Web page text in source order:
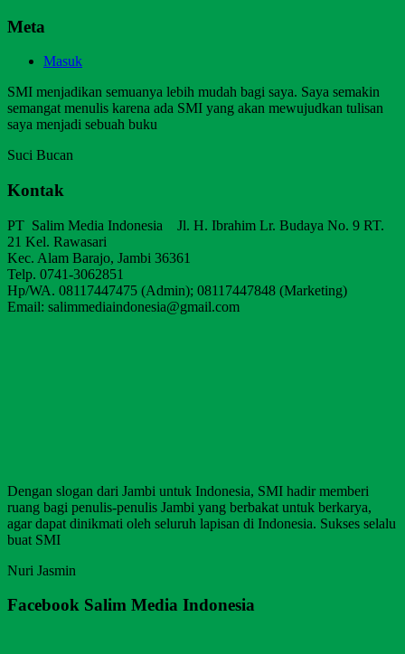
Meta
Masuk
SMI menjadikan semuanya lebih mudah bagi saya. Saya semakin
semangat menulis karena ada SMI yang akan mewujudkan tulisan
saya menjadi sebuah buku
Suci Bucan
Kontak
PT Salim Media Indonesia Jl. H. Ibrahim Lr. Budaya No. 9 RT.
21 Kel. Rawasari
Kec. Alam Barajo, Jambi 36361
Telp. 0741-3062851
Hp/WA. 08117447475 (Admin); 08117447848 (Marketing)
Email: salimmediaindonesia@gmail.com
Dengan slogan dari Jambi untuk Indonesia, SMI hadir memberi
ruang bagi penulis-penulis Jambi yang berbakat untuk berkarya,
agar dapat dinikmati oleh seluruh lapisan di Indonesia. Sukses selalu
buat SMI
Nuri Jasmin
Facebook Salim Media Indonesia